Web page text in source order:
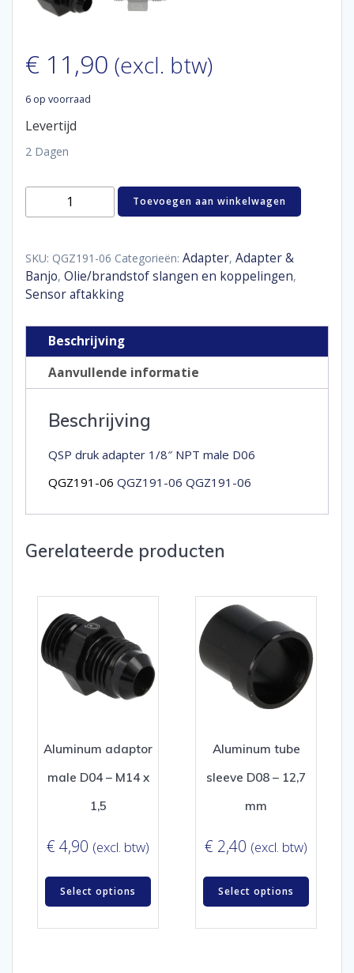
€ 11,90 (excl. btw)
6 op voorraad
Levertijd
2 Dagen
Gauge
adaptor
male
D06
aantal
Toevoegen aan winkelwagen
SKU: QGZ191-06 Categorieën: Adapter, Adapter &
Banjo, Olie/brandstof slangen en koppelingen,
Sensor aftakking
Beschrijving
Aanvullende informatie
Beschrijving
QSP druk adapter 1/8″ NPT male D06
QGZ191-06 QGZ191-06 QGZ191-06
Gerelateerde producten
Aluminum adaptor
male D04 – M14 x
1,5
€ 4,90 (excl. btw)
Select options
Aluminum tube
sleeve D08 – 12,7
mm
€ 2,40 (excl. btw)
Select options